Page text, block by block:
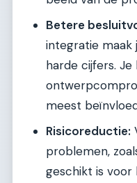
Betere
integratie maak
harde cijfers.
meest
Risicoreductie:
problemen,
geschikt is